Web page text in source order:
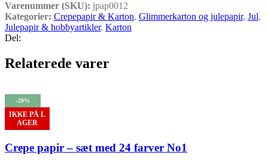
Varenummer (SKU): jpap0012
Kategorier: Crepepapir & Karton, Glimmerkarton og julepapir, Jul,
Julepapir & hobbyartikler, Karton
Del:
Relaterede varer
-20%
IKKE PÅ L
AGER
Crepe papir – sæt med 24 farver No1